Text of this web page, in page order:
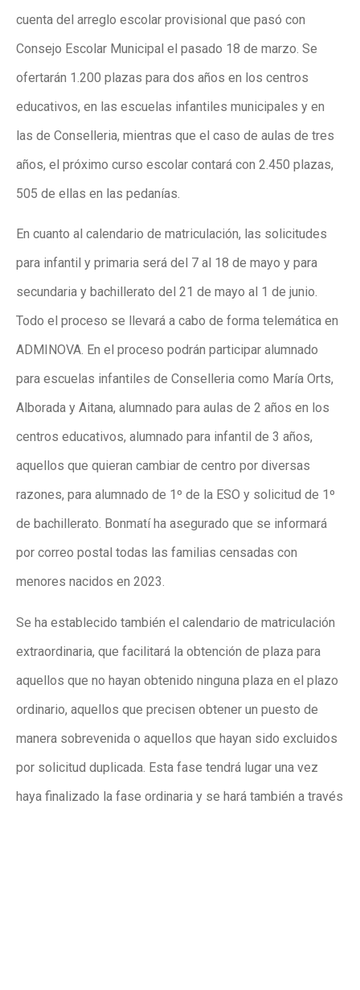
cuenta del arreglo escolar provisional que pasó con
Consejo Escolar Municipal el pasado 18 de marzo. Se
ofertarán 1.200 plazas para dos años en los centros
educativos, en las escuelas infantiles municipales y en
las de Conselleria, mientras que el caso de aulas de tres
años, el próximo curso escolar contará con 2.450 plazas,
505 de ellas en las pedanías.
En cuanto al calendario de matriculación, las solicitudes
para infantil y primaria será del 7 al 18 de mayo y para
secundaria y bachillerato del 21 de mayo al 1 de junio.
Todo el proceso se llevará a cabo de forma telemática en
ADMINOVA. En el proceso podrán participar alumnado
para escuelas infantiles de Conselleria como María Orts,
Alborada y Aitana, alumnado para aulas de 2 años en los
centros educativos, alumnado para infantil de 3 años,
aquellos que quieran cambiar de centro por diversas
razones, para alumnado de 1º de la ESO y solicitud de 1º
de bachillerato. Bonmatí ha asegurado que se informará
por correo postal todas las familias censadas con
menores nacidos en 2023.
Se ha establecido también el calendario de matriculación
extraordinaria, que facilitará la obtención de plaza para
aquellos que no hayan obtenido ninguna plaza en el plazo
ordinario, aquellos que precisen obtener un puesto de
manera sobrevenida o aquellos que hayan sido excluidos
por solicitud duplicada. Esta fase tendrá lugar una vez
haya finalizado la fase ordinaria y se hará también a través